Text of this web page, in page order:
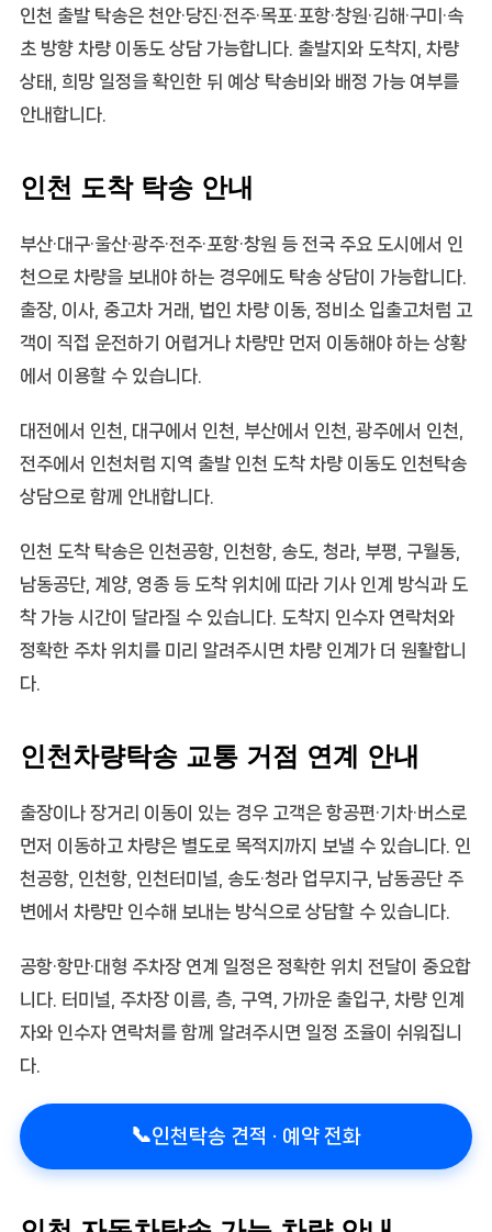
인천 출발 탁송은 천안·당진·전주·목포·포항·창원·김해·구미·속
초 방향 차량 이동도 상담 가능합니다. 출발지와 도착지, 차량
상태, 희망 일정을 확인한 뒤 예상 탁송비와 배정 가능 여부를
안내합니다.
인천 도착 탁송 안내
부산·대구·울산·광주·전주·포항·창원 등 전국 주요 도시에서 인
천으로 차량을 보내야 하는 경우에도 탁송 상담이 가능합니다.
출장, 이사, 중고차 거래, 법인 차량 이동, 정비소 입출고처럼 고
객이 직접 운전하기 어렵거나 차량만 먼저 이동해야 하는 상황
에서 이용할 수 있습니다.
대전에서 인천, 대구에서 인천, 부산에서 인천, 광주에서 인천,
전주에서 인천처럼 지역 출발 인천 도착 차량 이동도 인천탁송
상담으로 함께 안내합니다.
인천 도착 탁송은 인천공항, 인천항, 송도, 청라, 부평, 구월동,
남동공단, 계양, 영종 등 도착 위치에 따라 기사 인계 방식과 도
착 가능 시간이 달라질 수 있습니다. 도착지 인수자 연락처와
정확한 주차 위치를 미리 알려주시면 차량 인계가 더 원활합니
다.
인천차량탁송 교통 거점 연계 안내
출장이나 장거리 이동이 있는 경우 고객은 항공편·기차·버스로
먼저 이동하고 차량은 별도로 목적지까지 보낼 수 있습니다. 인
천공항, 인천항, 인천터미널, 송도·청라 업무지구, 남동공단 주
변에서 차량만 인수해 보내는 방식으로 상담할 수 있습니다.
공항·항만·대형 주차장 연계 일정은 정확한 위치 전달이 중요합
니다. 터미널, 주차장 이름, 층, 구역, 가까운 출입구, 차량 인계
자와 인수자 연락처를 함께 알려주시면 일정 조율이 쉬워집니
다.
📞인천탁송 견적 · 예약 전화